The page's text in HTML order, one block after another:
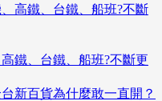
鐵、台鐵、船班?不斷更